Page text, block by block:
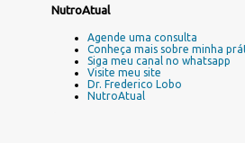
P
NutroAtual
Agende uma consulta
Conheça mais sobre minha
Siga meu canal no whatsapp
Visite meu site
Dr. Frederico Lobo
NutroAtual